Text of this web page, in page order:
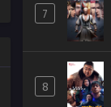
7
8